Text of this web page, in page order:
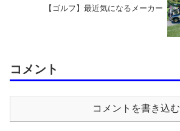
【ゴルフ】最近気になるメーカー
コメント
コメントを書き込む